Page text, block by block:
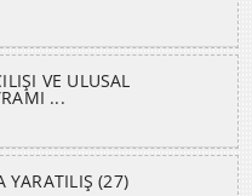
VE ULUSAL
...
YARATILIŞ (27)